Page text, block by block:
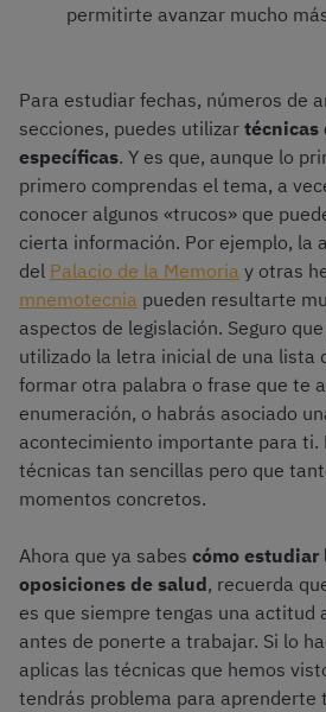
permitirte avanzar mucho
Para estudiar fechas, números de
secciones, puedes utilizar técnicas
específicas. Y es que, aunque lo
primero comprendas el tema, a
conocer algunos «trucos» que
cierta información. Por ejemplo, la
del Palacio de la Memoria y otras
mnemotecnia pueden resultarte
aspectos de legislación. Seguro
utilizado la letra inicial de una lista
formar otra palabra o frase que te
enumeración, o habrás asociado
acontecimiento importante para ti.
técnicas tan sencillas pero que
momentos concretos.
Ahora que ya sabes cómo estudiar
oposiciones de salud, recuerda
es que siempre tengas una actitud
antes de ponerte a trabajar. Si lo
aplicas las técnicas que hemos
tendrás problema para aprenderte